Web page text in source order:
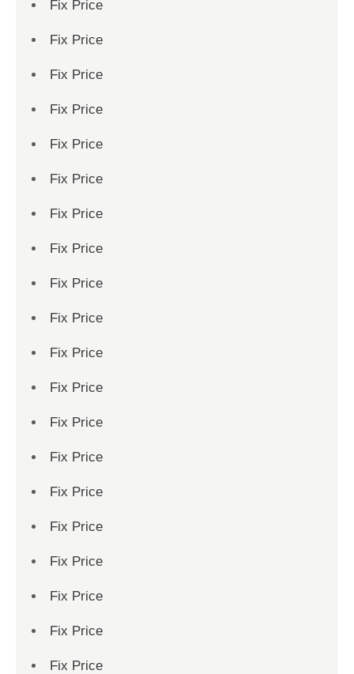
Fix Price
Fix Price
Fix Price
Fix Price
Fix Price
Fix Price
Fix Price
Fix Price
Fix Price
Fix Price
Fix Price
Fix Price
Fix Price
Fix Price
Fix Price
Fix Price
Fix Price
Fix Price
Fix Price
Fix Price